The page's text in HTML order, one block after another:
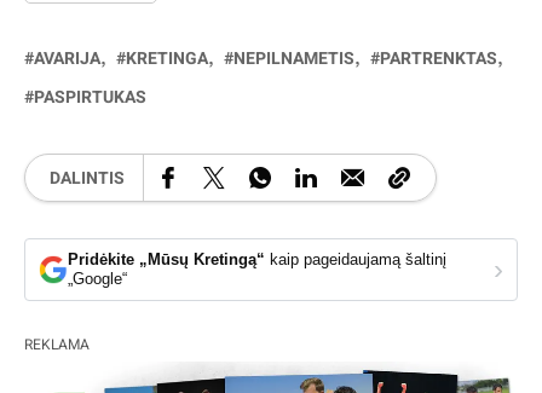
AVARIJA KRETINGA NEPILNAMETIS
PARTRENKTAS
PASPIRTUKAS
DALINTIS
Pridėkite „Mūsų Kretingą“ kaip pageidaujamą šaltinį
„Google“
›
REKLAMA